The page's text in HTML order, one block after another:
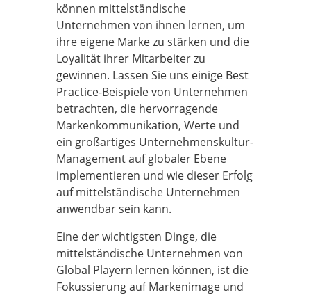
können mittelständische
Unternehmen von ihnen lernen, um
ihre eigene Marke zu stärken und die
Loyalität ihrer Mitarbeiter zu
gewinnen. Lassen Sie uns einige Best
Practice-Beispiele von Unternehmen
betrachten, die hervorragende
Markenkommunikation, Werte und
ein großartiges Unternehmenskultur-
Management auf globaler Ebene
implementieren und wie dieser Erfolg
auf mittelständische Unternehmen
anwendbar sein kann.
Eine der wichtigsten Dinge, die
mittelständische Unternehmen von
Global Playern lernen können, ist die
Fokussierung auf Markenimage und